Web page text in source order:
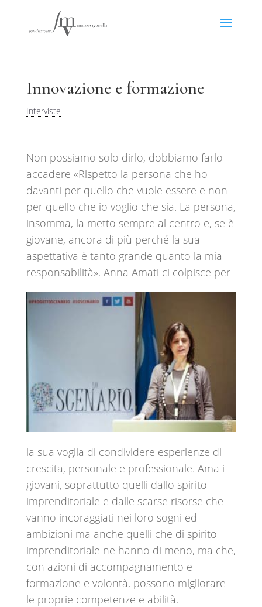
Innovazione e formazione
Interviste
Non possiamo solo dirlo, dobbiamo farlo
accadere «Rispetto la persona che ho
davanti per quello che vuole essere e non
per quello che io voglio che sia. La persona,
insomma, la metto sempre al centro e, se è
giovane, ancora di più perché la sua
aspettativa è tanto grande quanto la mia
responsabilità». Anna Amati ci colpisce per
la sua voglia di condividere esperienze di
crescita, personale e professionale. Ama i
giovani, soprattutto quelli dallo spirito
imprenditoriale e dalle scarse risorse che
vanno incoraggiati nei loro sogni ed
ambizioni ma anche quelli che di spirito
imprenditoriale ne hanno di meno, ma che,
con azioni di accompagnamento e
formazione e volontà, possono migliorare
le proprie competenze e abilità.